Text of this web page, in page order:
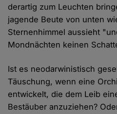
derartig zum Leuchten
jagende Beute von unten
Sternenhimmel aussieht
Mondnächten keinen
Ist es neodarwinistisch
Täuschung, wenn eine
entwickelt, die dem Leib
Bestäuber anzuziehen?